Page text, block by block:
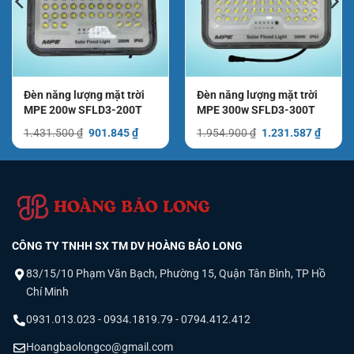
Hướng dẫn bảo quản đèn năng lượng mặt trời SFLD2
3. Đèn năng lượng mặt trời MPE 300W SFLD2-
– Đèn năng lượng mặt trời MPE 300w SFLD2-300 không
cần dây điện
– Đèn LED Năng lượng mặt trời MPE 300W SFLD2-300 lắp
– Đèn năng lượng mặt trời MPE 300W thân thiện với môi
Đèn năng lượng mặt trời
MPE 200w SFLD3-200T
1.431.500₫ Giá
là:
1.431.500 ₫.
901.845₫Giá
hiện
tại
là:
Đèn năng lượng mặt trời
MPE 300w SFLD3-300T
1.954.900₫ Giá
là:
1.954.900 ₫.
1.231.587₫Giá
hiện
tại
là:
CÔNG TY TNHH SX TM DV HOÀNG BẢO LONG
83/15/10 Phạm Văn Bạch, Phường 15, Quận Tân Bình, TP Hồ
Chí Minh
0931.013.023 - 0934.1819.79 - 0794.412.412
Hoangbaolongco@gmail.com